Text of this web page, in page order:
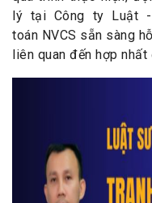
lý tại Công ty Luật
toán NVCS sẵn sàng
liên quan đến hợp